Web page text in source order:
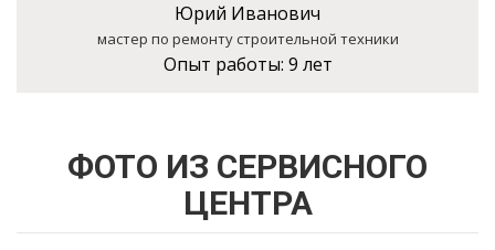
Юрий Иванович
мастер по ремонту строительной техники
Опыт работы: 9 лет
ФОТО ИЗ СЕРВИСНОГО
ЦЕНТРА